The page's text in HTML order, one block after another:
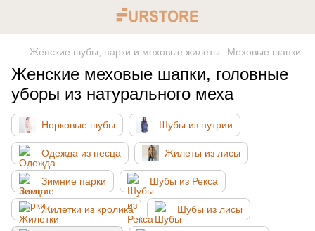
Женские шубы, парки и меховые жилеты Меховые шапки
Женские меховые шапки, головные
уборы из натурального меха
Норковые шубы Шубы из нутрии
Одежда из песца Жилеты из лисы
Зимние парки Шубы из Рекса
Жилетки из кролика Шубы из лисы